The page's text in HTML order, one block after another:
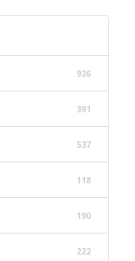
926
391
537
118
190
222